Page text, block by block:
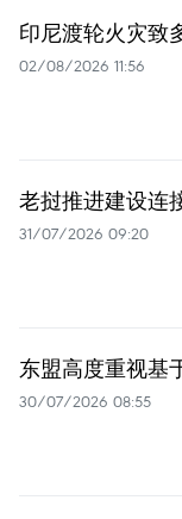
印尼渡轮火灾致
02/08/2026 11:56
老挝推进建设连
31/07/2026 09:20
东盟高度重视基
30/07/2026 08:55